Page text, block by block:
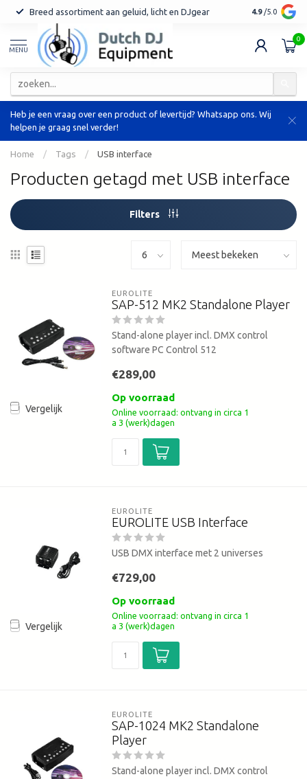
Breed assortiment aan geluid, licht en DJgear Tot 7 jaar
4.9 /5.0
MENU
0
Heb je een vraag over een product of levertijd? Whatsapp ons. Wij
helpen je graag snel verder!
Home / Tags / USB interface
Producten getagd met USB interface
Filters
Vergelijk
EUROLITE
SAP-512 MK2 Standalone Player
Stand-alone player incl. DMX control
software PC Control 512
€289,00
Op voorraad
Online voorraad: ontvang in circa 1
a 3 (werk)dagen
Vergelijk
EUROLITE
EUROLITE USB Interface
USB DMX interface met 2 universes
€729,00
Op voorraad
Online voorraad: ontvang in circa 1
a 3 (werk)dagen
EUROLITE
SAP-1024 MK2 Standalone
Player
Stand-alone player incl. DMX control